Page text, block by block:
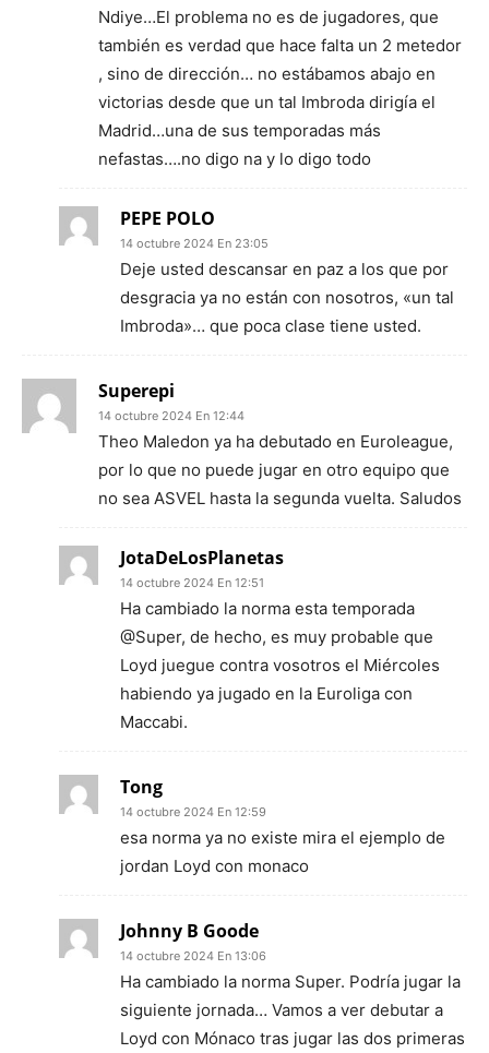
Ndiye…El problema no es de jugadores, que
también es verdad que hace falta un 2 metedor
, sino de dirección… no estábamos abajo en
victorias desde que un tal Imbroda dirigía el
Madrid…una de sus temporadas más
nefastas….no digo na y lo digo todo
PEPE POLO
14 octubre 2024 En 23:05
Deje usted descansar en paz a los que por
desgracia ya no están con nosotros, «un tal
Imbroda»… que poca clase tiene usted.
Superepi
14 octubre 2024 En 12:44
Theo Maledon ya ha debutado en Euroleague,
por lo que no puede jugar en otro equipo que
no sea ASVEL hasta la segunda vuelta. Saludos
JotaDeLosPlanetas
14 octubre 2024 En 12:51
Ha cambiado la norma esta temporada
@Super, de hecho, es muy probable que
Loyd juegue contra vosotros el Miércoles
habiendo ya jugado en la Euroliga con
Maccabi.
Tong
14 octubre 2024 En 12:59
esa norma ya no existe mira el ejemplo de
jordan Loyd con monaco
Johnny B Goode
14 octubre 2024 En 13:06
Ha cambiado la norma Super. Podría jugar la
siguiente jornada… Vamos a ver debutar a
Loyd con Mónaco tras jugar las dos primeras